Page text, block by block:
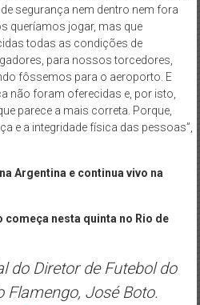
segurança nem dentro nem fora
queríamos jogar, mas que
todas as condições de
para nossos torcedores,
fôssemos para o aeroporto. E
não foram oferecidas e, por isto,
parece a mais correta. Porque,
e a integridade física das pessoas”,
Argentina e continua vivo na
começa nesta quinta no Rio de
do Diretor de Futebol do
Flamengo, José Boto.